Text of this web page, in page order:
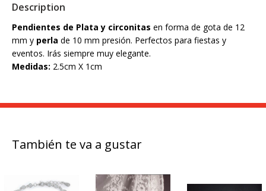
Description
Pendientes de Plata y circonitas en forma de gota de 12
mm y perla de 10 mm presión. Perfectos para fiestas y
eventos. Irás siempre muy elegante.
Medidas: 2.5cm X 1cm
También te va a gustar